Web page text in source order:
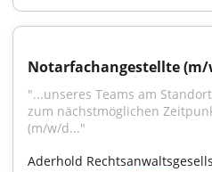
Notarfachangestellte
"...unseres Teams am
zum nächstmöglichen
(m/w/d..."
Aderhold